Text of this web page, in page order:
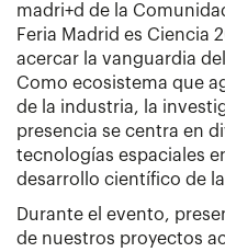
madri+d de la
Feria Madrid es Ciencia
acercar la vanguardia
Como ecosistema que
de la industria, la
presencia se centra en
tecnologías espaciales
desarrollo científico de
Durante el evento,
de nuestros proyectos